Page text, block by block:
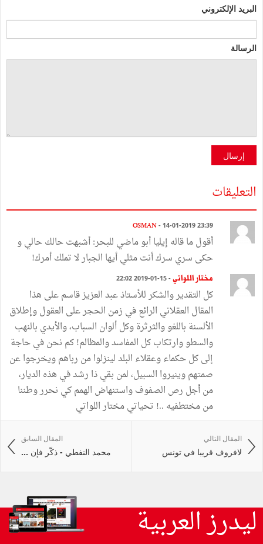
البريد الإلكتروني
الرسالة
إرسال
التعليقات
OSMAN- 14-01-2019 23:39
أقول ما قاله إيليا أبو ماضي للبحر: أشبهت حالك حالي و
حكى سري سرك أنت مثلي أيها الجبار لا تملك أمرك!
مختار اللواتي - 15-01-2019 22:02
كل التقدير والشكر للأستاذ عبد العزيز قاسم على هذا
المقال العقلاني الرائع في زمن الحجر على العقول وإطلاق
الألسنة باللغو والثرثرة وكل ألوان السباب، والأيدي بالنهب
والسطو وارتكاب كل المفاسد والمظالم! كم نحن في حاجة
إلى كل حكماء وعقلاء البلد لينزلوا من رباهم ويخرجوا عن
صمتهم وينيروا السبيل، لمن بقي ذا رشد في هذه الديار،
من أجل رص الصفوف واستنهاض الهمم كي نحرر وطننا
من مختطفيه ..! تحياتي مختار اللواتي
المقال السابق
محمد النفطي - ذكّر فإن ...
المقال التالي
لافروف قريبا في تونس
ليدرز العربية